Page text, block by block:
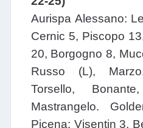
Aurispa Alessano:
Cernic 5, Piscopo
20, Borgogno 8,
Russo (L),
Torsello,
Mastrangelo.
Picena: Visentin 3,